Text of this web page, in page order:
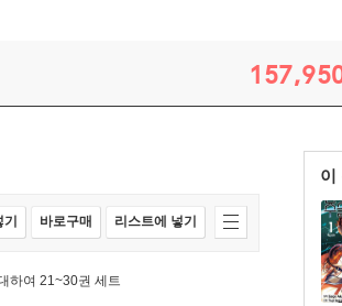
이
바로구매 리스트에 넣기
하여 21~30권 세트